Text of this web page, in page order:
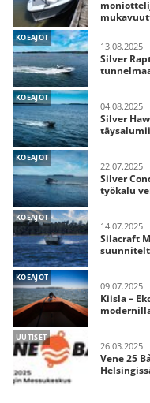
KOEAJOT
13.08.2025
Silver
KOEAJOT
04.08.2025
Silver
KOEAJOT
22.07.2025
Silver
työkalu
KOEAJOT
14.07.2025
Silacraft
KOEAJOT
09.07.2025
Kiisla –
UUTISET
26.03.2025
Vene 25